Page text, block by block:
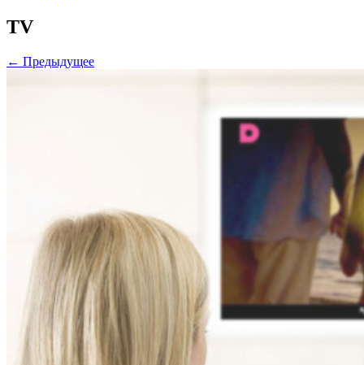
TV
← Предыдущее